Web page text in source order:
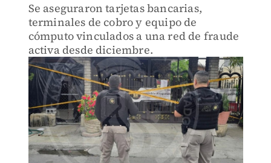
Se aseguraron tarjetas bancarias,
terminales de cobro y equipo de
cómputo vinculados a una red de fraude
activa desde diciembre.